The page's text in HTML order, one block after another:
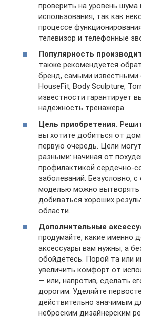
проверить на уровень шума
использования, так как
процессе
телевизор и телефонные
Популярность
также рекомендуется
бренд, самыми известными
HouseFit, Body Sculpture,
известности гарантирует
надежность тренажера.
Цель приобретения.
вы хотите добиться от
первую очередь. Цели
разными: начиная от
профилактикой сердечно-
заболеваний. Безусловно,
моделью можно вытворять
добиваться хороших
области.
Дополнительные
продумайте, какие именно
аксессуары вам нужны, а
обойдетесь. Порой та или
увеличить комфорт от
— или, напротив, сделать
дорогим. Уделяйте
действительно значимым
неброским дизайнерским